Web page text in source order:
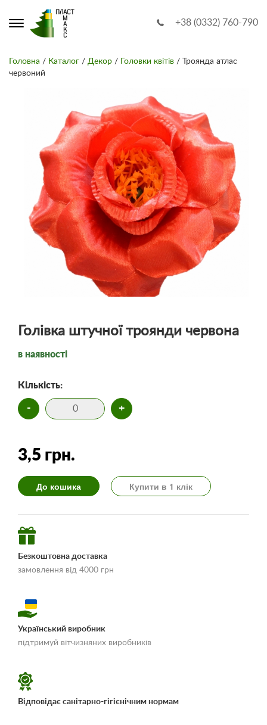
+38 (0332) 760-790
Головна / Каталог / Декор / Головки квітів / Троянда атлас
червоний
Голівка штучної троянди червона
в наявності
Кількість:
- +
3,5 грн.
До кошика Купити в 1 клік
Безкоштовна доставка
замовлення від 4000 грн
«Умови доставки і
Український виробник
підтримуй вітчизняних виробників
Відповідає санітарно-гігієнічним нормам